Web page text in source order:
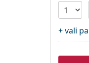
+ vali